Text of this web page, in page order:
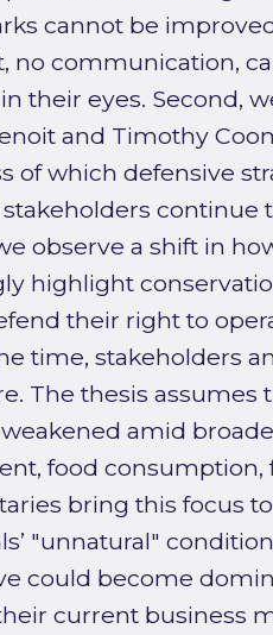
cannot be
no communication,
in their eyes. Second,
and Timothy
of which defensive
continue
observe a shift in
highlight
their right to
time, stakeholders
The thesis
amid
food consumption,
bring this focus
"unnatural"
could become
current business